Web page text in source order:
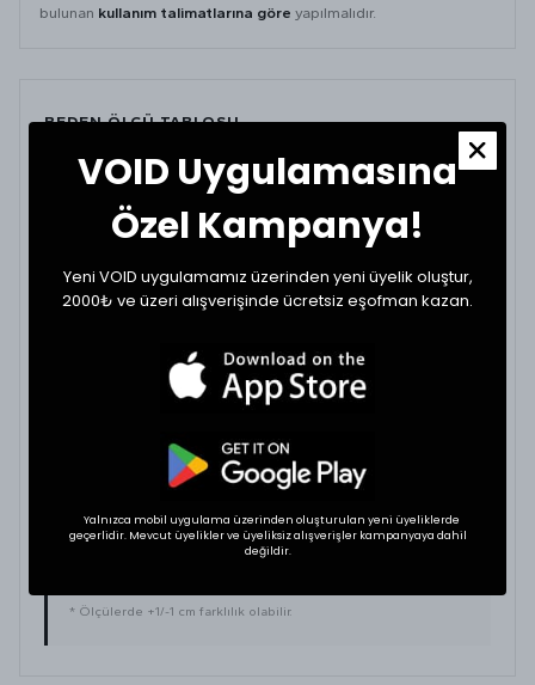
bulunan kullanım talimatlarına göre yapılmalıdır.
BEDEN ÖLÇÜ TABLOSU
BEDEN GÖĞÜS (CM) BOY (CM)
Small 60 76
Medium 62 78
66
BEDEN VE UYUMLULUK
Tekstil ürünlerinde beden seçimi modellere göre
değişkenlik gösterebilir. En doğru seçim için
dolabınızdaki beğendiğiniz bir ürünün ölçülerini alıp
* Ölçülerde +1/-1 cm farklılık olabilir.
VOID Uygulamasına
Özel Kampanya!
Yeni VOID uygulamamız üzerinden yeni üyelik oluştur,
2000₺ ve üzeri alışverişinde ücretsiz eşofman kazan.
Yalnızca mobil uygulama üzerinden oluşturulan yeni üyeliklerde
geçerlidir. Mevcut üyelikler ve üyeliksiz alışverişler kampanyaya dahil
değildir.